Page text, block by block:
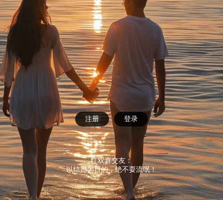
注册 登录
红双喜交友：
以结婚为目的，绝不耍流氓！